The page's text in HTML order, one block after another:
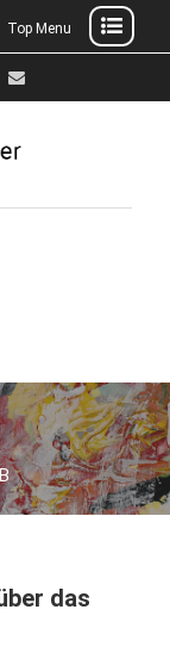
Top Menu
E-
das